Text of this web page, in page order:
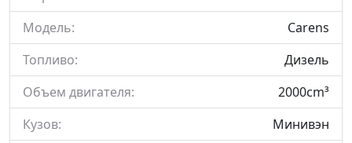
Модель:
Carens
Топливо:
Дизель
Объем двигателя:
2000cm³
Кузов:
Минивэн